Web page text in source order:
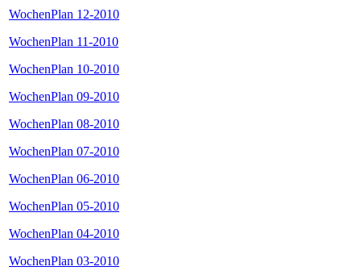
WochenPlan 12-2010
WochenPlan 11-2010
WochenPlan 10-2010
WochenPlan 09-2010
WochenPlan 08-2010
WochenPlan 07-2010
WochenPlan 06-2010
WochenPlan 05-2010
WochenPlan 04-2010
WochenPlan 03-2010